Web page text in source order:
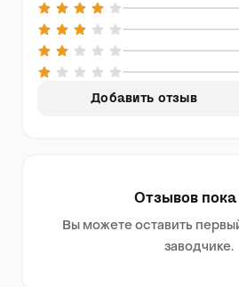
Добавить отзыв
Отзывов пока
Вы можете оставить
заводчике.